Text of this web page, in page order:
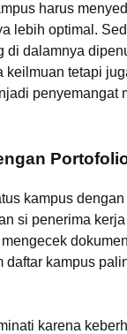
harus
lebih optimal.
dalamnya
tetapi
penyemangat
kampus
si penerima
kampus
karena